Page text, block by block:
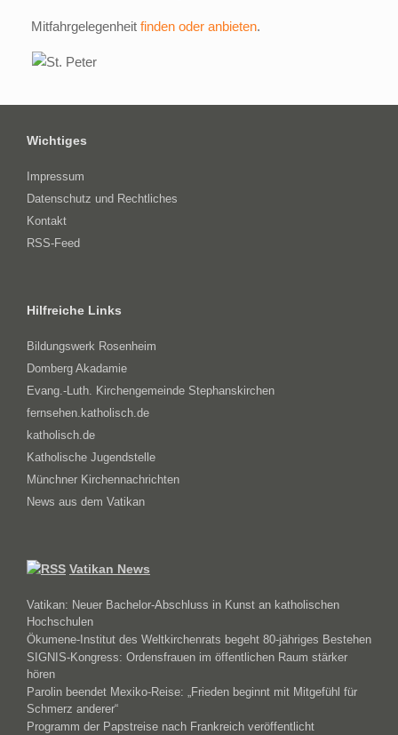
Mitfahrgelegenheit finden oder anbieten.
Wichtiges
Impressum
Datenschutz und Rechtliches
Kontakt
RSS-Feed
Hilfreiche Links
Bildungswerk Rosenheim
Domberg Akadamie
Evang.-Luth. Kirchengemeinde Stephanskirchen
fernsehen.katholisch.de
katholisch.de
Katholische Jugendstelle
Münchner Kirchennachrichten
News aus dem Vatikan
Vatikan News
Vatikan: Neuer Bachelor-Abschluss in Kunst an katholischen
Hochschulen
Ökumene-Institut des Weltkirchenrats begeht 80-jähriges Bestehen
SIGNIS-Kongress: Ordensfrauen im öffentlichen Raum stärker
hören
Parolin beendet Mexiko-Reise: „Frieden beginnt mit Mitgefühl für
Schmerz anderer“
Programm der Papstreise nach Frankreich veröffentlicht